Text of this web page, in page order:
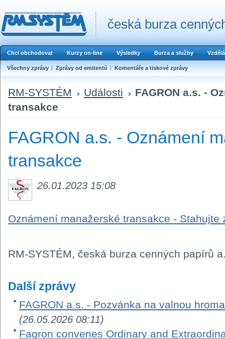
česká burza
Chci obchodovat Kurzy on-line Výsledky Burza a služby
Všechny zprávy Zprávy od emitentů Komentáře a tiskové zprávy
RM-SYSTÉM Události
FAGRON a.s. -
transakce
FAGRON a.s. - Oznámení
transakce
26.01.2023 15:08
Oznámení manažerské transakce - Stahujte
RM-SYSTÉM, česká burza cenných papírů
Další zprávy
FAGRON a.s. - Pozvánka na valnou
(26.05.2026 08:11)
Fagron convenes Ordinary and